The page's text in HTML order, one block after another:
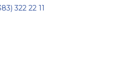
322 22 11